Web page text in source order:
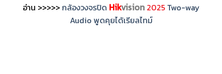
อ่าน >>>>>กล้องวงจรปิด Hikvision 2025Two-way
Audio พูดคุยได้เรียลไทม์